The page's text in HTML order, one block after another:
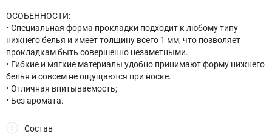
ОСОБЕННОСТИ:
• Специальная форма прокладки подходит к любому типу
нижнего белья и имеет толщину всего 1 мм, что позволяет
прокладкам быть совершенно незаметными.
• Гибкие и мягкие материалы удобно принимают форму нижнего
белья и совсем не ощущаются при носке.
• Отличная впитываемость;
• Без аромата.
Состав